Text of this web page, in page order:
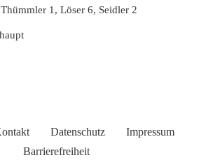
1, Löser 6, Seidler 2
Datenschutz
Impressum
Barrierefreiheit